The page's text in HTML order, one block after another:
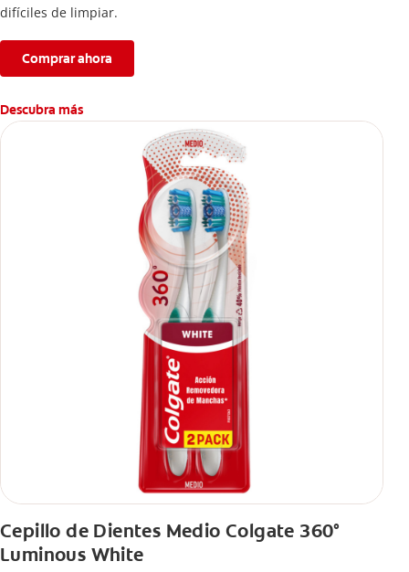
difíciles de limpiar.
Comprar ahora
Descubra más
Cepillo de Dientes Medio Colgate 360°
Luminous White